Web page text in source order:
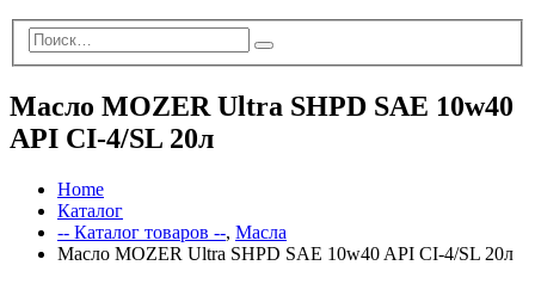
Масло MOZER Ultra SHPD SAE 10w40
API CI-4/SL 20л
Home
Каталог
-- Каталог товаров --, Масла
Масло MOZER Ultra SHPD SAE 10w40 API CI-4/SL 20л